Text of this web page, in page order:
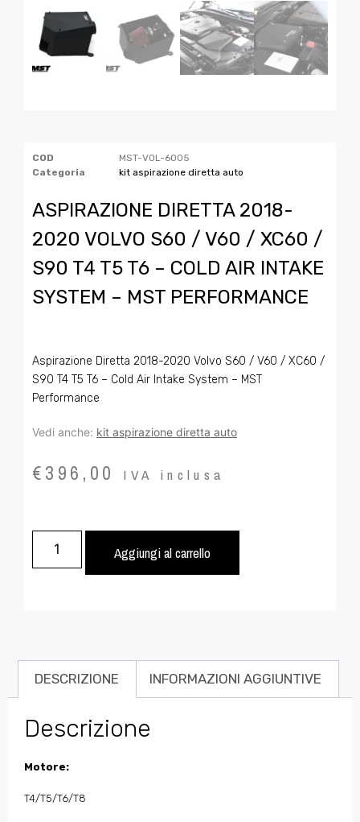
COD
MST-VOL-6005
Categoria
kit aspirazione diretta auto
ASPIRAZIONE DIRETTA 2018-
2020 VOLVO S60 / V60 / XC60 /
S90 T4 T5 T6 – COLD AIR INTAKE
SYSTEM – MST PERFORMANCE
Aspirazione Diretta 2018-2020 Volvo S60 / V60 / XC60 /
S90 T4 T5 T6 – Cold Air Intake System – MST
Performance
Vedi anche: kit aspirazione diretta auto
€396,00 IVA inclusa
Aggiungi al carrello
DESCRIZIONE INFORMAZIONI AGGIUNTIVE
Descrizione
Motore:
T4/T5/T6/T8